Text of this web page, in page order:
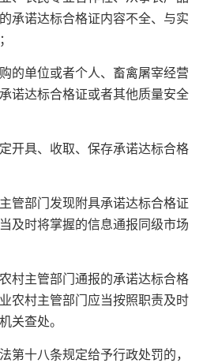
承诺达标合格证内容不全、与实
的单位或者个人、畜禽屠宰经营
诺达标合格证或者其他质量安全
开具、收取、保存承诺达标合格
管部门发现附具承诺达标合格证
及时将掌握的信息通报同级市场
村主管部门通报的承诺达标合格
农村主管部门应当按照职责及时
关查处。
十八条规定给予行政处罚的，